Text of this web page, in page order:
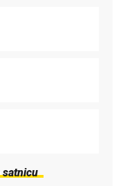
satnicu